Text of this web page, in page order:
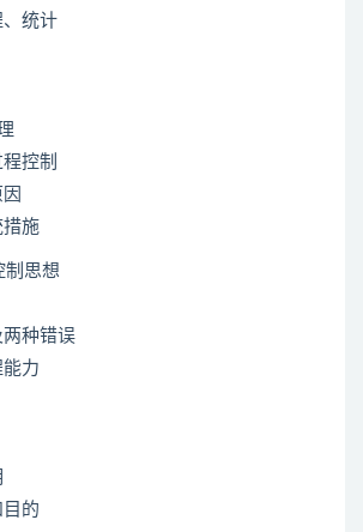
、统计
控制
措施
制思想
种错误
力
的